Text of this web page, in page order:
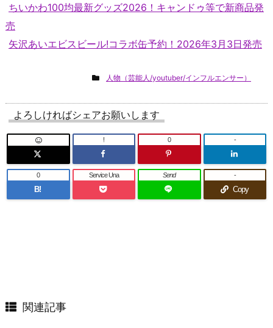
ちいかわ100均最新グッズ2026！キャンドゥ等で新商品発
売
矢沢あいエビスビール!コラボ缶予約！2026年3月3日発売
人物（芸能人/youtuber/インフルエンサー）
よろしければシェアお願いします
! 0 -
B!
0 Service Una Send
Copy
-
関連記事